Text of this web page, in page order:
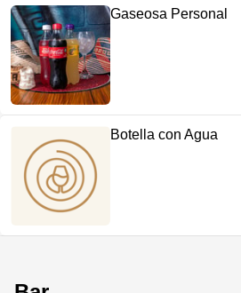
Gaseosa Personal
Botella con Agua